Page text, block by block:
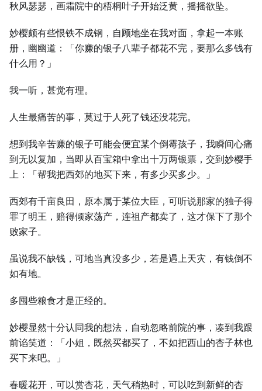
秋风瑟瑟，画霜院中的梧桐叶子开始泛黄，摇摇欲坠。
妙樱颇有些恨铁不成钢，自顾地坐在我对面，拿起一本账
册，幽幽道：「你赚的银子八辈子都花不完，要那么多钱有
什么用？」
我一听，甚觉有理。
人生最痛苦的事，莫过于人死了钱还没花完。
想到我辛苦赚的银子可能会便宜某个倒霉孩子，我瞬间心痛
到无以复加，当即从百宝箱中拿出十万两银票，交到妙樱手
上：「帮我把西郊的地买下来，有多少买多少。」
西郊有千亩良田，原本属于某位大臣，可听说那家的独子得
罪了明王，赔得倾家荡产，连祖产都卖了，这才保下了那个
败家子。
虽说我不缺钱，可地当真没多少，若是遇上天灾，有钱倒不
如有地。
多囤些粮食才是正经的。
妙樱显然十分认同我的想法，自动忽略前院的事，凑到我跟
前谄笑道：「小姐，既然买都买了，不如把西山的杏子林也
买下来吧。」
春暖花开，可以赏杏花，天气稍热时，可以吃到新鲜的杏